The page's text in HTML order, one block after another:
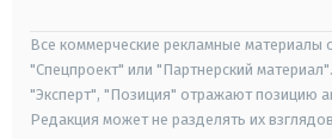
Все коммерческие рекламные материалы
"Спецпроект" или "Партнерский
"Эксперт", "Позиция" отражают позицию
Редакция может не разделять их